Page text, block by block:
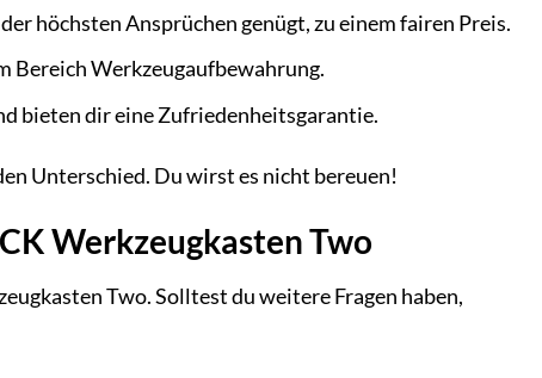
höchsten Ansprüchen genügt, zu einem fairen Preis.
Bereich Werkzeugaufbewahrung.
bieten dir eine Zufriedenheitsgarantie.
Unterschied. Du wirst es nicht bereuen!
Werkzeugkasten Two
Two. Solltest du weitere Fragen haben,